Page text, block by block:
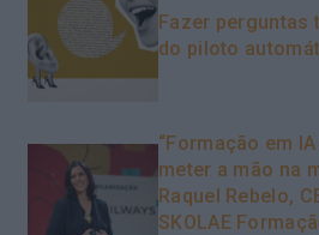
Fazer perguntas
do piloto
“Formação em
meter a mão na
Raquel Rebelo,
SKOLAE